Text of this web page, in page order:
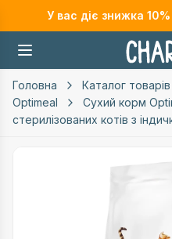
У вас діє знижка 10
Головна Каталог товарів
Optimeal
Сухий корм
стерилізованих котів з